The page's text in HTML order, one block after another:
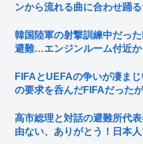
ンから流れる曲に合わせ踊
韓国陸軍の射撃訓練中だっ
避難…エンジンルーム付近か
FIFAとUEFAの争いが凄ま
の要求を呑んだFIFAだった
高市総理と対話の避難所代
由ない、ありがとう！日本人